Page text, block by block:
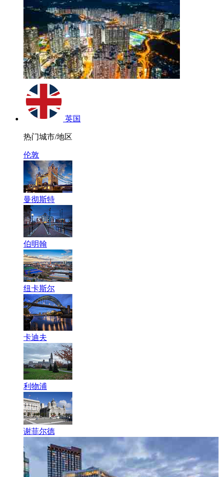
英国
热门城市/地区
伦敦
曼彻斯特
伯明翰
纽卡斯尔
卡迪夫
利物浦
谢菲尔德